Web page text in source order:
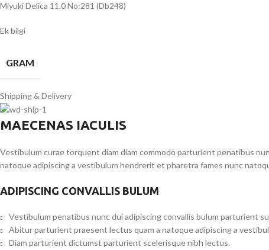
Miyuki Delica 11.0 No:281 (Db248)
Ek bilgi
GRAM
Shipping & Delivery
MAECENAS IACULIS
Vestibulum curae torquent diam diam commodo parturient penatibus
natoque adipiscing a vestibulum hendrerit et pharetra fames nunc
ADIPISCING CONVALLIS BULUM
Vestibulum penatibus nunc dui adipiscing convallis bulum parturient
Abitur parturient praesent lectus quam a natoque adipiscing a
Diam parturient dictumst parturient scelerisque nibh lectus.